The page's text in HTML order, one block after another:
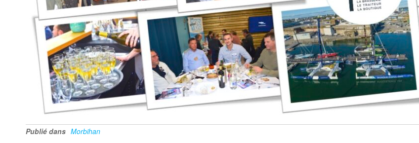
Publié dans Morbihan